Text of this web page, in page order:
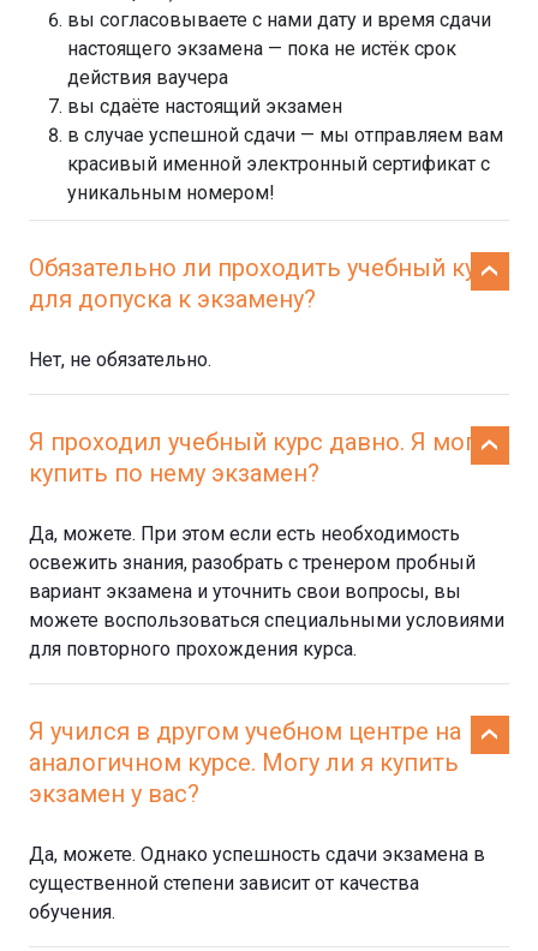
вы согласовываете с нами дату и время сдачи
настоящего экзамена — пока не истёк срок
действия ваучера
вы сдаёте настоящий экзамен
в случае успешной сдачи — мы отправляем вам
красивый именной электронный сертификат с
уникальным номером!
Обязательно ли проходить учебный курс
для допуска к экзамену?
Нет, не обязательно.
Я проходил учебный курс давно. Я могу
купить по нему экзамен?
Да, можете. При этом если есть необходимость
освежить знания, разобрать с тренером пробный
вариант экзамена и уточнить свои вопросы, вы
можете воспользоваться специальными условиями
для повторного прохождения курса.
Я учился в другом учебном центре на
аналогичном курсе. Могу ли я купить
экзамен у вас?
Да, можете. Однако успешность сдачи экзамена в
существенной степени зависит от качества
обучения.